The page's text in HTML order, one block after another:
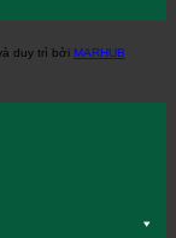
duy trì bởi MARHUB